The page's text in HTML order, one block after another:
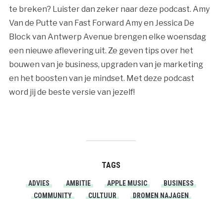
te breken? Luister dan zeker naar deze podcast. Amy
Van de Putte van Fast Forward Amy en Jessica De
Block van Antwerp Avenue brengen elke woensdag
een nieuwe aflevering uit. Ze geven tips over het
bouwen van je business, upgraden van je marketing
en het boosten van je mindset. Met deze podcast
word jij de beste versie van jezelf!
TAGS
ADVIES AMBITIE APPLE MUSIC
BUSINESS
COMMUNITY
CULTUUR
DROMEN NAJAGEN